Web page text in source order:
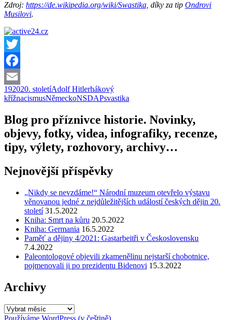
Zdroj: https://de.wikipedia.org/wiki/Swastika, díky za tip Ondrovi
Musilovi.
Twitter
Facebook
Email
192020. stoletíAdolf Hitlerhákový
křížnacismusNěmeckoNSDAPsvastika
Blog pro příznivce historie. Novinky,
objevy, fotky, videa, infografiky, recenze,
tipy, výlety, rozhovory, archivy…
Nejnovější příspěvky
„Nikdy se nevzdáme!“ Národní muzeum otevřelo výstavu
věnovanou jedné z nejdůležitějších událostí českých dějin 20.
století 31.5.2022
Kniha: Smrt na kůru 20.5.2022
Kniha: Germania 16.5.2022
Paměť a dějiny 4/2021: Gastarbeitři v Československu
7.4.2022
Paleontologové objevili zkamenělinu nejstarší chobotnice,
pojmenovali ji po prezidentu Bidenovi 15.3.2022
Archivy
Archivy
Používáme WordPress (v češtině).